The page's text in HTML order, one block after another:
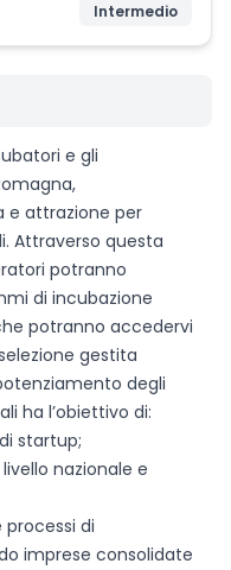
Intermedio
e gli
e attrazione per
Attraverso questa
potranno
di incubazione
potranno accedervi
gestita
degli
ha l’obiettivo di:
startup;
nazionale e
di
imprese consolidate